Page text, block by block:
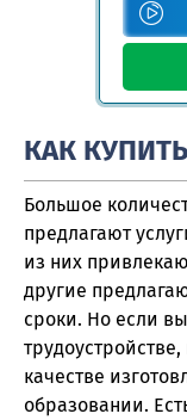
КАК
Большое
предлагают
из них
другие
сроки. Но если
качестве
образовании.